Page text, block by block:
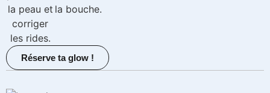
Réserve ta glow !